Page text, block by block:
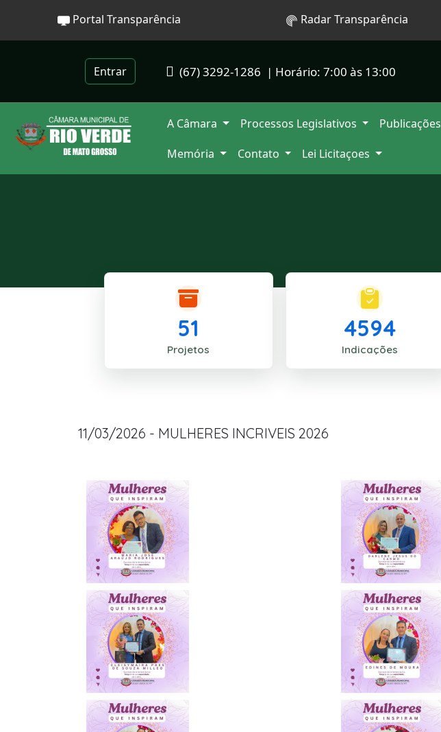
Portal Transparência Radar Transparência
Entrar (67) 3292-1286 | Horário: 7:00 às 13:00
A Câmara Processos Legislativos Publicações
Memória
Contato Lei Licitaçoes
51
Projetos
4594
Indicações
11/03/2026 - MULHERES INCRIVEIS 2026